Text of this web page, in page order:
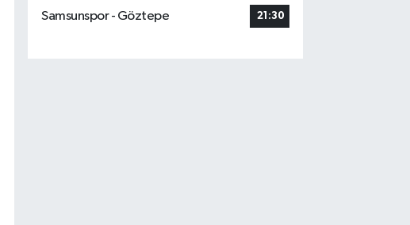
Samsunspor - Göztepe
21:30